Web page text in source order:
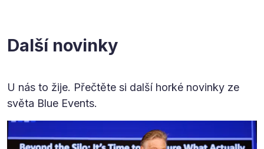
Další novinky
U nás to žije. Přečtěte si další horké novinky ze
světa Blue Events.